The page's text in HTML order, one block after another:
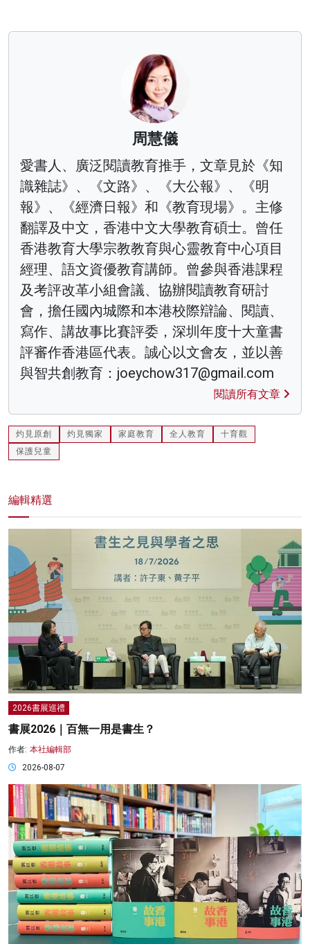
周慧儀
愛書人、廣泛閱讀教育推手，文章見於《知
識雜誌》、《文路》、《大公報》、《明
報》、《經濟日報》和《教育現場》。主修
翻譯及中文，香港中文大學教育碩士。曾任
香港教育大學宗教教育與心靈教育中心項目
經理、語文資優教育講師。曾參與香港課程
及考評改革小組會議、協辦閱讀教育研討
會，擔任國內城際和本港校際辯論、閱讀、
寫作、講故事比賽評委，深圳年度十大童書
評審作香港區代表。誠心以文會友，並以善
與智共創教育：joeychow317@gmail.com
閱讀所有文章
灼見原創 灼見獨家 家庭教育 全人教育
十育觀
保護兒童
編輯精選
2026書展巡禮
書展2026｜百無一用是書生？
作者: 本社編輯部
2026-08-07